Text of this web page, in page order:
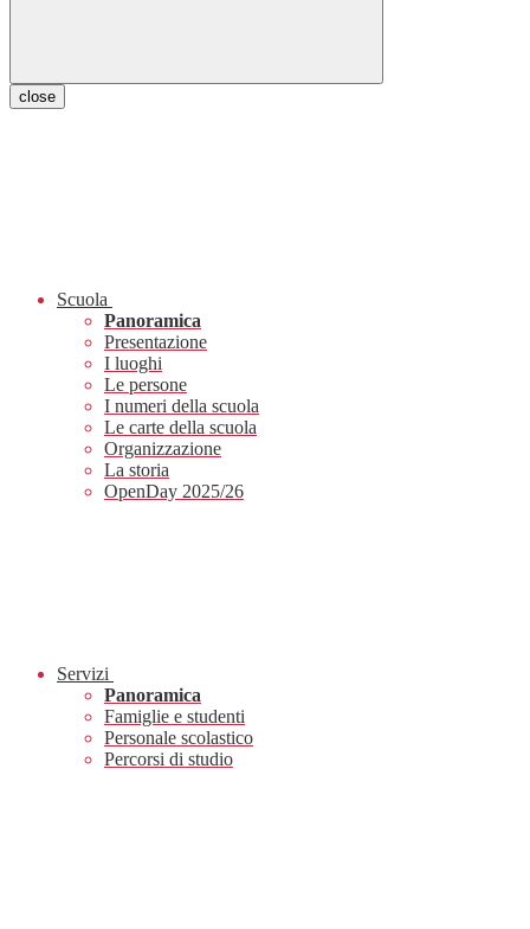
close
Scuola
Panoramica
Presentazione
I luoghi
Le persone
I numeri della scuola
Le carte della scuola
Organizzazione
La storia
OpenDay 2025/26
Servizi
Panoramica
Famiglie e studenti
Personale scolastico
Percorsi di studio